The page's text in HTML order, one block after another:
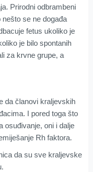
Prirodni odbrambeni
se ne događa
fetus ukoliko je
je bilo spontanih
za krvne grupe, a
da članovi kraljevskih
I pored toga što
osuđivanje, oni i dalje
Rh faktora.
da su sve kraljevske